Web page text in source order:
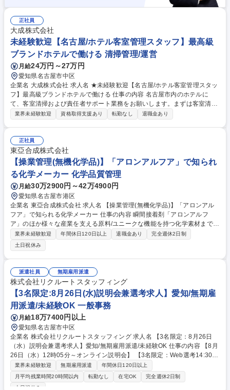
正社員
大成株式会社
未経験歓迎【名古屋/ホテル客室管理スタッフ】最高級
ブランドホテルで働ける 清掃管理/運営
月給24万円～27万円
愛知県名古屋市中区
企業名 大成株式会社 求人名 ★未経験歓迎【名古屋/ホテル客室管理スタッ
フ】最高級ブランドホテルで働ける 仕事の内容 名古屋市内のホテルに
て、客室清掃および責任者サポート業務をお願いします。まずは客室清掃
や現場の流れを学び、その後スタッフ管理や品質確認など、少しずつ業務
後の客室チェック・スタッフへの指示出し補助・シフト管理サポート・ホ
テル側との連携対応 など チームで動くため、近くに先輩がいる安心環境
です◎ 募集職種 ★未経験歓迎【名古屋/ホテル客室管理スタッフ】最高級
ブランドホテルで働ける
業界未経験歓迎 資格取得支援あり 転勤なし 退職金あり
正社員
東亞合成株式会社
【操業管理(無機化学品)】「アロンアルフア」で知られ
る化学メーカー 化学品質管理
月給30万2900円～42万4900円
愛知県名古屋市港区
企業名 東亞合成株式会社 求人名 【操業管理(無機化学品)】「アロンアル
フア」で知られる化学メーカー 仕事の内容 瞬間接着剤「アロンアルフ
ア」のほか様々な産業を支える原料/ユニークな機能を持つ化学素材まで幅
広く提供する当社にて、主に電解から派生する無機化学製品の生産管理/保
全計画立案/品質管理等をお任せします。 【具体的には】 ■製品の品質管
理、安定化検討 ■運転オペレーターへの運転指示 ■製造工程管理および工
程指示書の作成 ■機器、設備の保全計画作成 ■外部企業、関連会社（物
流）および他部門との調整 募集職種 【操業管理(無機化学品)】「アロンア
ルフア」で知られる化学メーカー
業界未経験歓迎 年間休日120日以上 退職金あり
完全週休2日制
土日祝休み
派遣社員 無期雇用派遣
株式会社リクルートスタッフィング
【3名限定:8月26日(水)説明会兼選考求人】愛知/無期雇
用派遣/未経験OK 一般事務
月給18万7400円以上
愛知県名古屋市中区
企業名 株式会社リクルートスタッフィング 求人名 【3名限定：8月26日
（水）説明会兼選考求人】愛知/無期雇用派遣/未経験OK 仕事の内容 【8月
26日（水）12時05分～オンライン説明会】 【3名限定：Web選考14:30
～/15:15～/16:45～】 ◎大手有名企業を中心とした取引先で働く「事務
職」の募集。 ◆就業先イメージ：名古屋市内の金融機関や大手メーカー、
総合商社等。約85％の方が大手企業または大手グループ企業でご勤務され
業界未経験歓迎 無期雇用派遣
年間休日120日以上
月平均残業時間20時間以内
転勤なし 在宅OK
完全週休2日制
土日祝休み